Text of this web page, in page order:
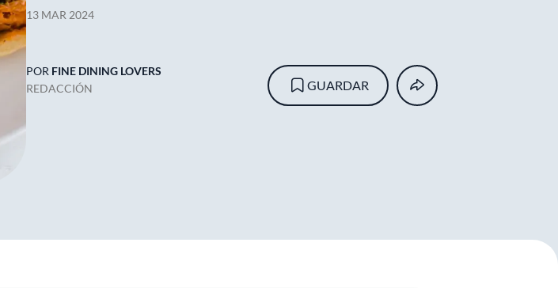
13 MAR 2024
POR FINE DINING LOVERS
REDACCIÓN
GUARDAR